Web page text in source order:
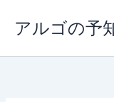
ス
アルゴの予